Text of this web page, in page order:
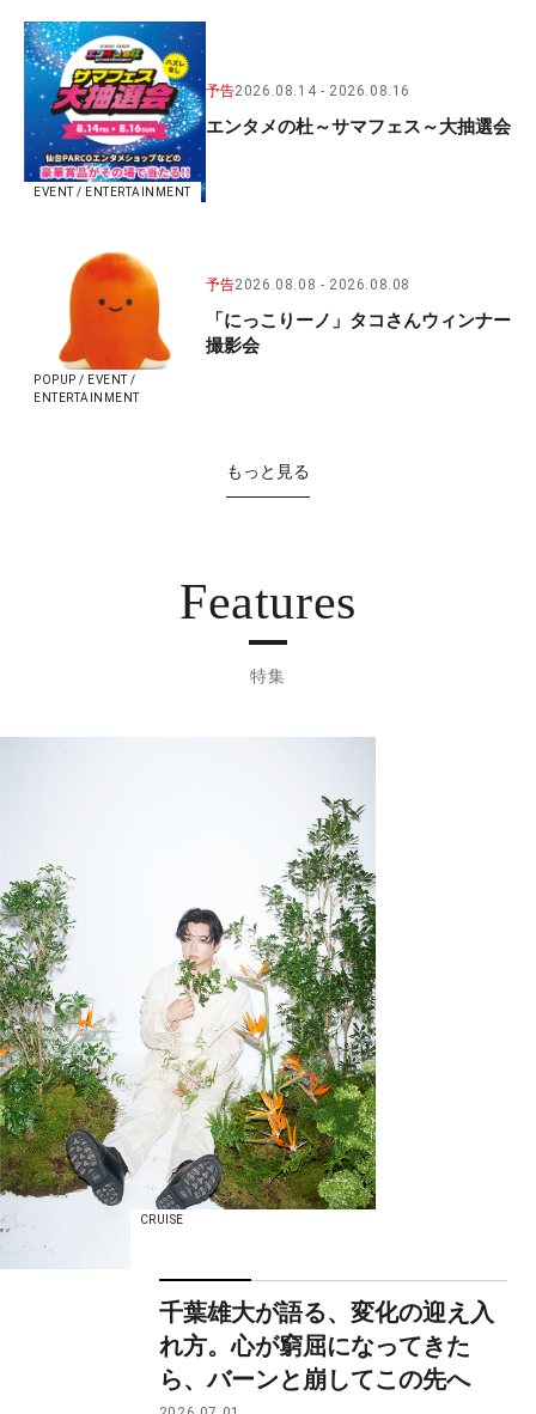
EVENT / ENTERTAINMENT
予告2026.08.14 2026.08.16
エンタメの杜～サマフェス～大抽選会
POPUP / EVENT /
ENTERTAINMENT
予告2026.08.08 2026.08.08
「にっこりーノ」タコさんウィンナー
撮影会
もっと見る
Features
特集
CRUISE
千葉雄大が語る、変化の迎え入
れ方。心が窮屈になってきた
ら、バーンと崩してこの先へ